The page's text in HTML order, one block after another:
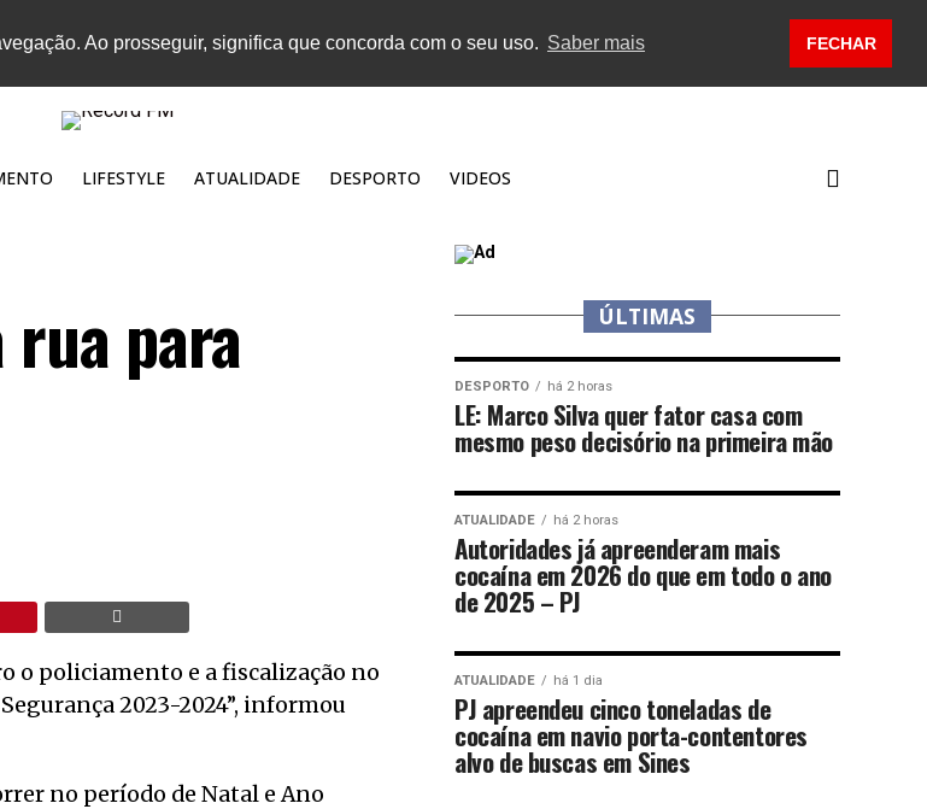
Ao prosseguir, significa que concorda com o seu uso. Saber mais FECHAR
LIFESTYLE ATUALIDADE DESPORTO VIDEOS
rua para
o policiamento e a fiscalização no
2023-2024”, informou
no período de Natal e Ano
ÚLTIMAS
DESPORTO há 2 horas
LE: Marco Silva quer fator casa com
mesmo peso decisório na primeira mão
ATUALIDADE há 2 horas
Autoridades já apreenderam mais
cocaína em 2026 do que em todo o ano
de 2025 – PJ
ATUALIDADE há 1 dia
PJ apreendeu cinco toneladas de
cocaína em navio porta-contentores
alvo de buscas em Sines